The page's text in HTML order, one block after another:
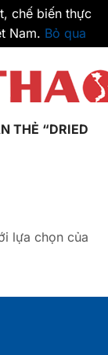
chế biến thực
Nam. Bỏ qua
THẺ “DRIED
lựa chọn của